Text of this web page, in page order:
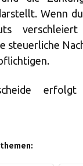
Wenn
steuerliche
erfolgt